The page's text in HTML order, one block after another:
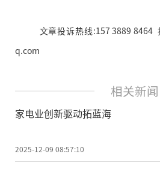
文章投诉热线:157 3889 8464
q.com
相关新闻
家电业创新驱动拓蓝海
2025-12-09 08:57:10